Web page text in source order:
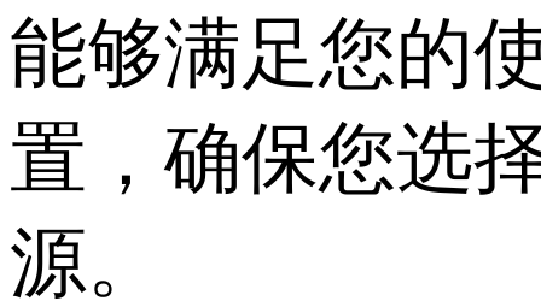
能够满足您的
置，确保您选
源。